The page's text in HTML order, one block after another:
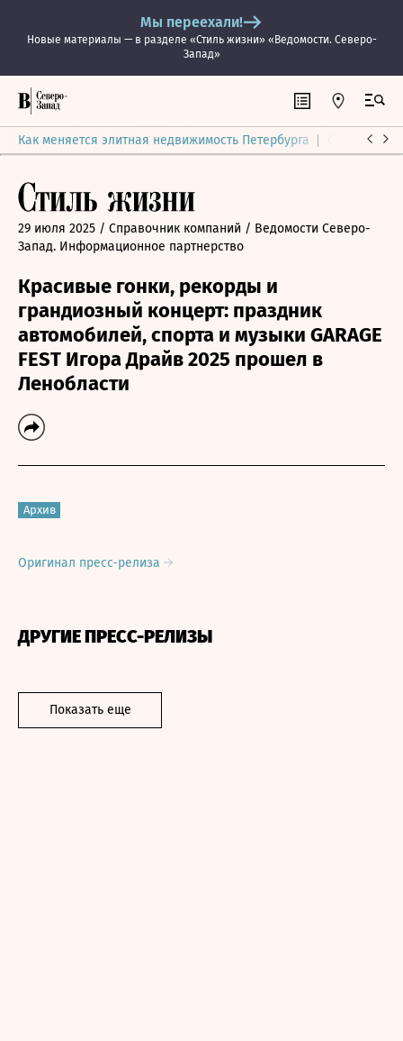
Мы переехали!
Новые материалы — в разделе «Стиль жизни» «Ведомости. Северо-
Запад»
Как меняется элитная недвижимость Петербурга Ситуация
29 июля 2025 / Справочник компаний / Ведомости Северо-
Запад. Информационное партнерство
Красивые гонки, рекорды и
грандиозный концерт: праздник
автомобилей, спорта и музыки GARAGE
FEST Игора Драйв 2025 прошел в
Ленобласти
Архив
Оригинал пресс-релиза
ДРУГИЕ ПРЕСС-РЕЛИЗЫ
Показать еще